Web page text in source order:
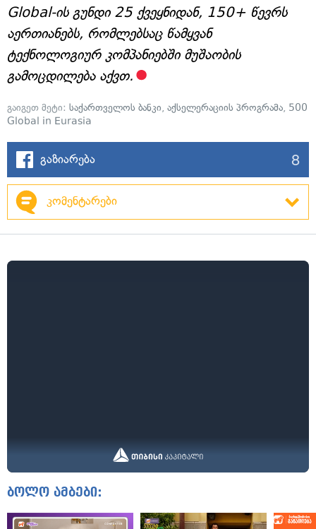
Global-ის გუნდი 25 ქვეყნიდან, 150+ წევრს
აერთიანებს, რომლებსაც წამყვან
ტექნოლოგიურ კომპანიებში მუშაობის
გამოცდილება აქვთ.
გაიგეთ მეტი: საქართველოს ბანკი, აქსელერაციის პროგრამა, 500
Global in Eurasia
გაზიარება 8
კომენტარები
ბოლო ამბები: